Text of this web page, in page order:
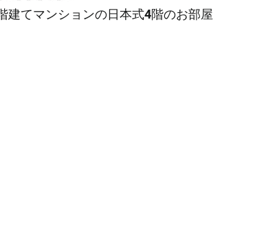
建てマンションの日本式4階のお部屋